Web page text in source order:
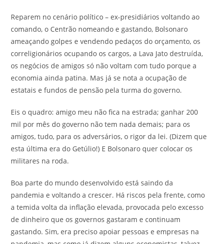
Reparem no cenário político – ex-presidiários voltando ao
comando, o Centrão nomeando e gastando, Bolsonaro
ameaçando golpes e vendendo pedaços do orçamento, os
correligionários ocupando os cargos, a Lava Jato destruída,
os negócios de amigos só não voltam com tudo porque a
economia ainda patina. Mas já se nota a ocupação de
estatais e fundos de pensão pela turma do governo.
Eis o quadro: amigo meu não fica na estrada; ganhar 200
mil por mês do governo não tem nada demais; para os
amigos, tudo, para os adversários, o rigor da lei. (Dizem que
esta última era do Getúlio!) E Bolsonaro quer colocar os
militares na roda.
Boa parte do mundo desenvolvido está saindo da
pandemia e voltando a crescer. Há riscos pela frente, como
a temida volta da inflação elevada, provocada pelo excesso
de dinheiro que os governos gastaram e continuam
gastando. Sim, era preciso apoiar pessoas e empresas na